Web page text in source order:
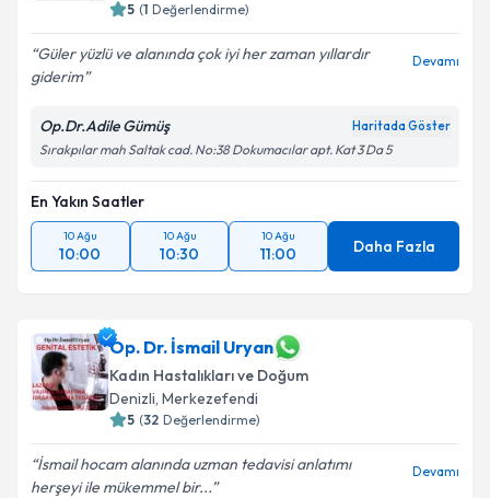
5 (1 Değerlendirme)
Güler yüzlü ve alanında çok iyi her zaman yıllardır
giderim
Devamı
Op.Dr.Adile Gümüş Haritada Göster
Sırakpılar mah Saltak cad. No:38 Dokumacılar apt. Kat 3 Da 5
En Yakın Saatler
10 Ağu
10:00
10 Ağu
10:30
10 Ağu
11:00 Daha Fazla
Op. Dr. İsmail Uryan
Kadın Hastalıkları ve Doğum
Denizli, Merkezefendi
5 (32 Değerlendirme)
İsmail hocam alanında uzman tedavisi anlatımı
herşeyi ile mükemmel bir...
Devamı